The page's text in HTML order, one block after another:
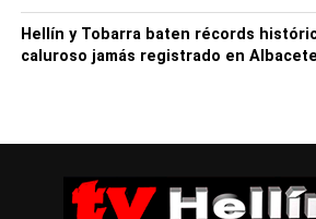
Hellín y Tobarra baten récords
caluroso jamás registrado en Albacete